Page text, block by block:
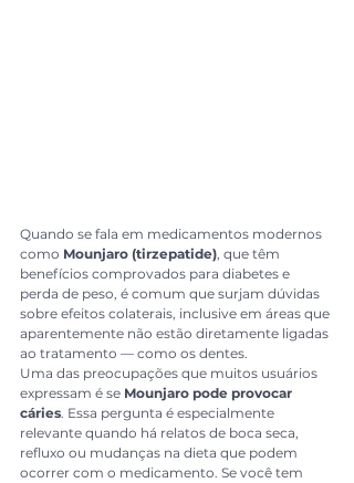
Quando se fala em medicamentos modernos
como Mounjaro (tirzepatide), que têm
benefícios comprovados para diabetes e
perda de peso, é comum que surjam dúvidas
sobre efeitos colaterais, inclusive em áreas que
aparentemente não estão diretamente ligadas
ao tratamento — como os dentes.
Uma das preocupações que muitos usuários
expressam é se Mounjaro pode provocar
cáries. Essa pergunta é especialmente
relevante quando há relatos de boca seca,
refluxo ou mudanças na dieta que podem
ocorrer com o medicamento. Se você tem